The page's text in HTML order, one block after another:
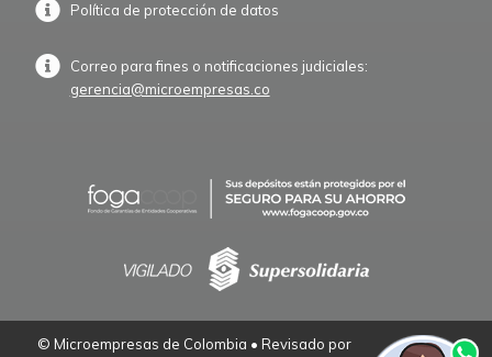
Política de protección de datos
Correo para fines o notificaciones judiciales:
gerencia@microempresas.co
© Microempresas de Colombia • Revisado por